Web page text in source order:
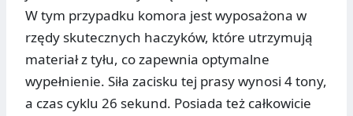
W tym przypadku komora jest wyposażona w
rzędy skutecznych haczyków, które utrzymują
materiał z tyłu, co zapewnia optymalne
wypełnienie. Siła zacisku tej prasy wynosi 4 tony,
a czas cyklu 26 sekund. Posiada też całkowicie